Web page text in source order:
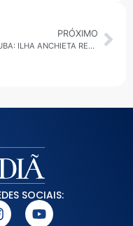
PRÓXIMO
UBATUBA: ILHA ANCHIETA RECEBE EVENTO “MÚLTIPLAS HISTÓRIAS” COM LANÇAMENTO DE DOCUMENTÁRIO
SOCIAIS: